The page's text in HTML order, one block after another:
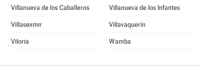
Villanueva de los Caballeros Villanueva de los Infantes
Villasexmir Villavaquerín
Viloria Wamba